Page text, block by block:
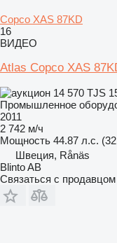
Copco XAS 87KD
16
ВИДЕО
Atlas Copco XAS
14 570 TJS
Промышленное
2011
2 742 м/ч
Мощность 44.87 л.с.
Швеция, Rånäs
Blinto AB
Связаться с продавцом